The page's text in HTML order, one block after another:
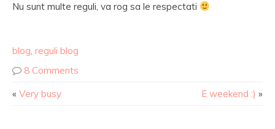
Nu sunt multe reguli, va rog sa le respectati
blog, reguli blog
8 Comments
« Very busy E weekend :) »